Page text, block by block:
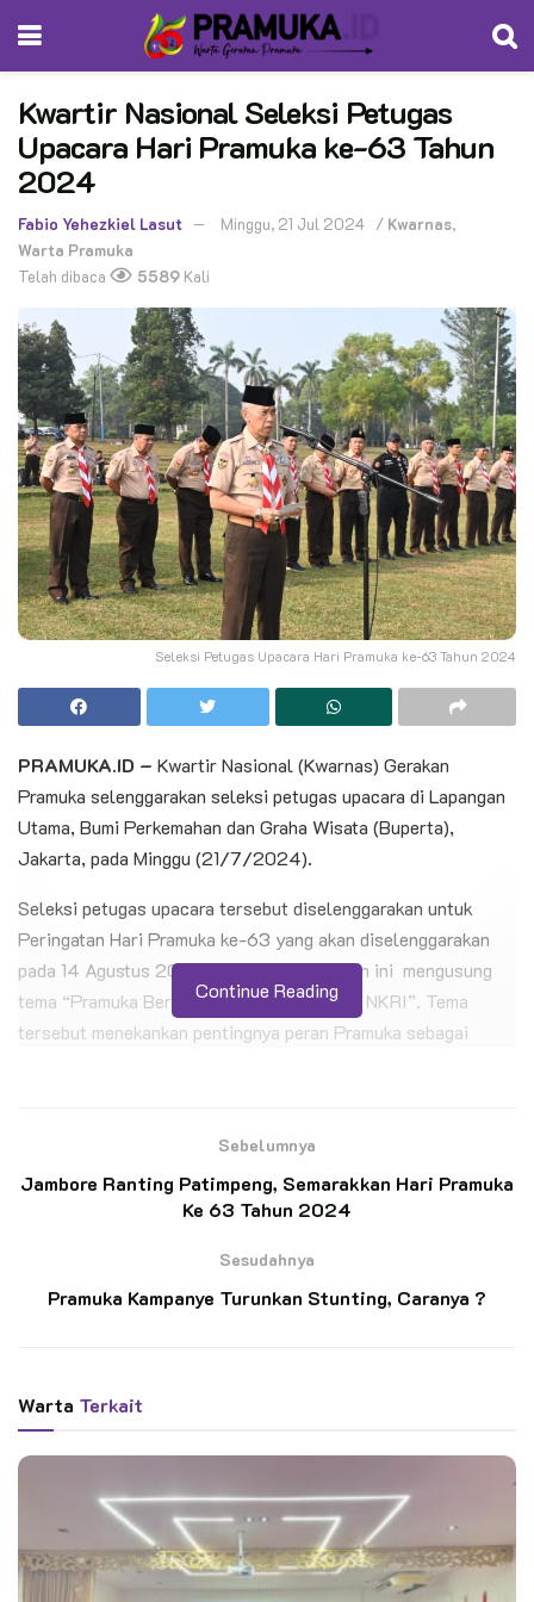
Kwartir Nasional Seleksi Petugas
Upacara Hari Pramuka ke-63 Tahun
2024
Fabio Yehezkiel Lasut Minggu, 21 Jul 2024 / Kwarnas,
Warta Pramuka
Telah dibaca
5589 Kali
Seleksi Petugas Upacara Hari Pramuka ke-63 Tahun 2024
PRAMUKA.ID – Kwartir Nasional (Kwarnas) Gerakan
Pramuka selenggarakan seleksi petugas upacara di Lapangan
Utama, Bumi Perkemahan dan Graha Wisata (Buperta),
Jakarta, pada Minggu (21/7/2024).
Seleksi petugas upacara tersebut diselenggarakan untuk
Peringatan Hari Pramuka ke-63 yang akan diselenggarakan
pada 14 Agustus 2024. Hari Pramuka tahun ini mengusung
tema “Pramuka Berjiwa Pancasila Menjaga NKRI”. Tema
tersebut menekankan pentingnya peran Pramuka sebagai
BACA JUGA
Kairo, Pensosbud KBRI Kairo: “Ini Transfer
Continue Reading
Sebelumnya
Jambore Ranting Patimpeng, Semarakkan Hari Pramuka
Ke 63 Tahun 2024
Sesudahnya
Pramuka Kampanye Turunkan Stunting, Caranya ?
Warta Terkait